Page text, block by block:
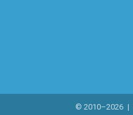
© 2010–2026 |